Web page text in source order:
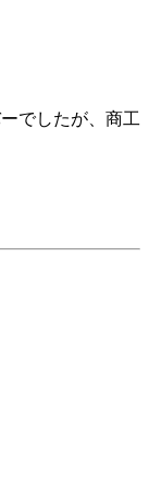
でしたが、商工